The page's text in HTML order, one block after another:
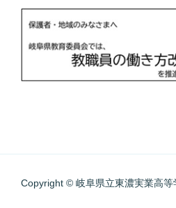
Copyright © 岐阜県立東濃実業高